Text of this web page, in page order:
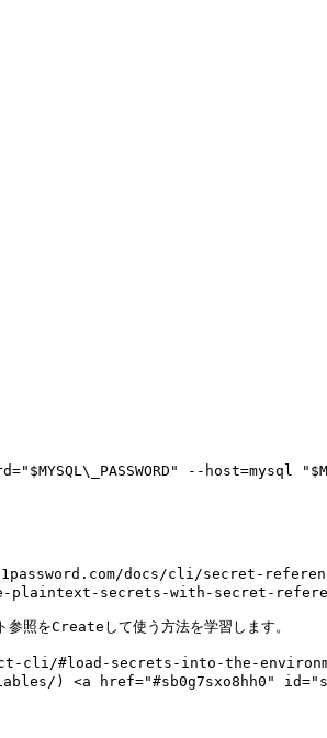
--host=mysql
docs/cli/secret-
plaintext-secrets-with-secret-
参照をCreateして使う方法を学習します。
#load-secrets-into-the-
) <a href="#sb0g7sxo8hh0"